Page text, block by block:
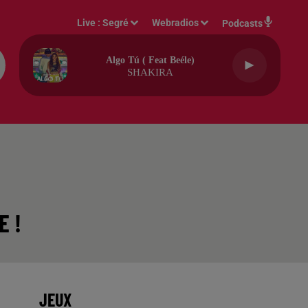
Live :Segré Webradios Podcasts
Algo Tú ( Feat Beéle)
SHAKIRA
!
JEUX